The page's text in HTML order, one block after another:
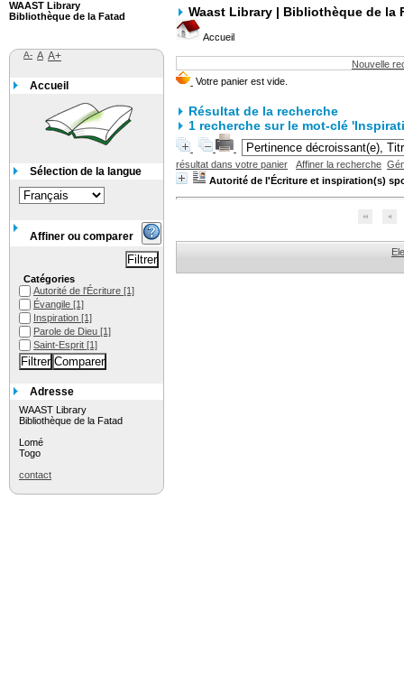
Waast Library | Bibliothèque de la
Accueil
Nouvelle
Résultat de la recherche
1 recherche sur le mot-clé
résultat dans votre panier Affiner la recherche
Autorité de l'Écriture et inspiration(s)
WAAST Library
Bibliothèque de la Fatad
A- A A+
Accueil
Sélection de la langue
Affiner ou comparer
Catégories
Autorité de l'Écriture [1]
Évangile [1]
Inspiration [1]
Parole de Dieu [1]
Saint-Esprit [1]
Adresse
WAAST Library
Bibliothèque de la Fatad
Lomé
Togo
contact